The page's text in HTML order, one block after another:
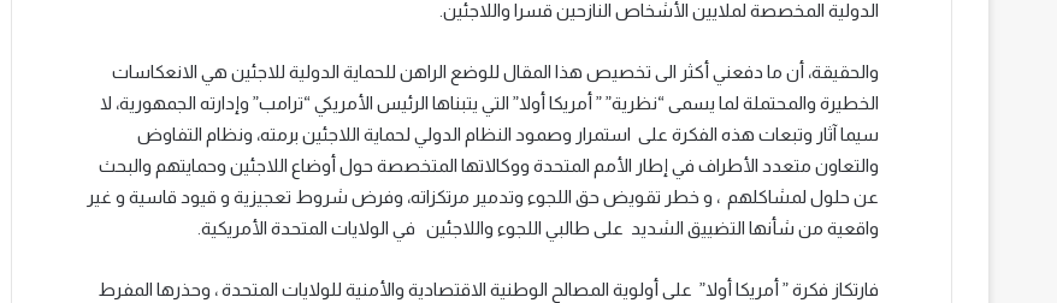
الدولية المخصصة لملايين الأشخاص النازحين قسرا واللاجئين.
والحقيقة، أن ما دفعني أكثر الى تخصيص هذا المقال للوضع الراهن للحماية الدولية للاجئين هي الانعكاسات
الخطيرة والمحتملة لما يسمى “نظرية” ” أمريكا أولا” التي يتبناها الرئيس الأمريكي “ترامب” وإدارته الجمهورية، لا
سيما آثار وتبعات هذه الفكرة على استمرار وصمود النظام الدولي لحماية اللاجئين برمته، ونظام التفاوض
والتعاون متعدد الأطراف في إطار الأمم المتحدة ووكالاتها المتخصصة حول أوضاع اللاجئين وحمايتهم والبحث
عن حلول لمشاكلهم ، و خطر تقويض حق اللجوء وتدمير مرتكزاته، وفرض شروط تعجيزية و قيود قاسية و غير
واقعية من شأنها التضييق الشديد على طالبي اللجوء واللاجئين في الولايات المتحدة الأمريكية.
فارتكاز فكرة ” أمريكا أولا” على أولوية المصالح الوطنية الاقتصادية والأمنية للولايات المتحدة ، وحذرها المفرط